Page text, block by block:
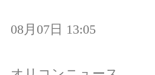
08月07日 13:05